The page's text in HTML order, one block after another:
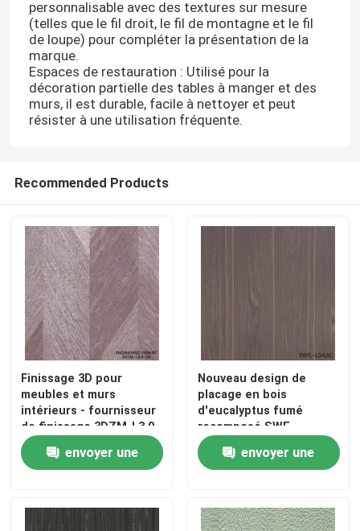
personnalisable avec des textures sur mesure
(telles que le fil droit, le fil de montagne et le fil
de loupe) pour compléter la présentation de la
marque.
Espaces de restauration : Utilisé pour la
décoration partielle des tables à manger et des
murs, il est durable, facile à nettoyer et peut
résister à une utilisation fréquente.
Recommended Products
Finissage 3D pour
meubles et murs
intérieurs - fournisseur
de finissage 3DZM-L3.0-
1N
envoyer une
Nouveau design de
placage en bois
d'eucalyptus fumé
recomposé SWE-
L343C/L439C
2500*640mm pour la
envoyer une